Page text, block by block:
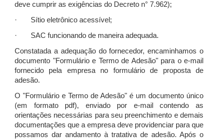
deve cumprir as exigências do Decreto n° 7.962);
· Sítio eletrônico acessível;
· SAC funcionando de maneira adequada.
Constatada a adequação do fornecedor, encaminhamos o
documento "Formulário e Termo de Adesão" para o e-mail
fornecido pela empresa no formulário de proposta de
adesão.
O "Formulário e Termo de Adesão" é um documento único
(em formato pdf), enviado por e-mail contendo as
orientações necessárias para seu preenchimento e demais
documentações que a empresa deve providenciar para que
possamos dar andamento à tratativa de adesão. Após o